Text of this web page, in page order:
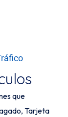
que
Tarjeta